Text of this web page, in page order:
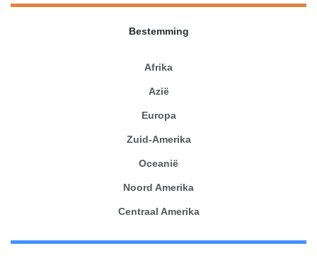
Bestemming
Afrika
Azië
Europa
Zuid-Amerika
Oceanië
Noord Amerika
Centraal Amerika